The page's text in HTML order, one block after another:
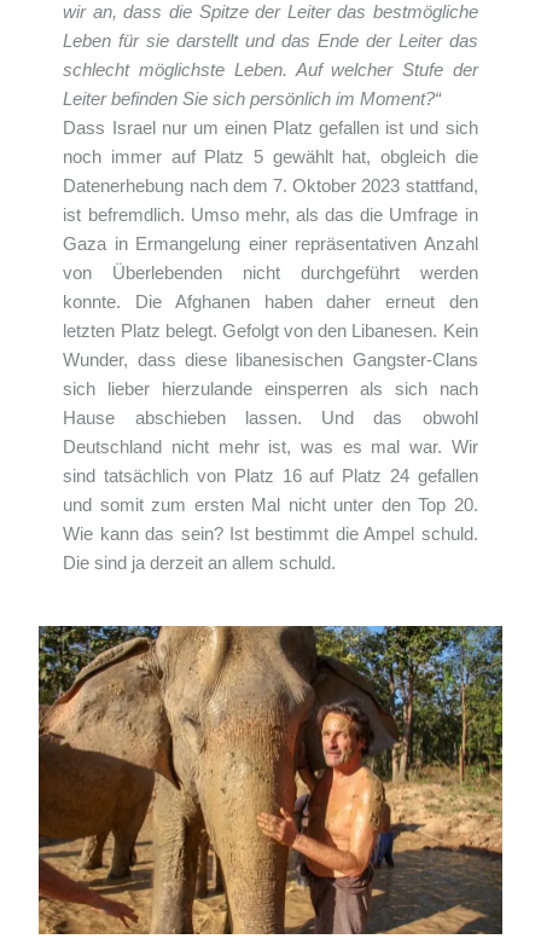
wir an, dass die Spitze der Leiter das bestmögliche
Leben für sie darstellt und das Ende der Leiter das
schlecht möglichste Leben. Auf welcher Stufe der
Leiter befinden Sie sich persönlich im Moment?“
Dass Israel nur um einen Platz gefallen ist und sich
noch immer auf Platz 5 gewählt hat, obgleich die
Datenerhebung nach dem 7. Oktober 2023 stattfand,
ist befremdlich. Umso mehr, als das die Umfrage in
Gaza in Ermangelung einer repräsentativen Anzahl
von Überlebenden nicht durchgeführt werden
konnte. Die Afghanen haben daher erneut den
letzten Platz belegt. Gefolgt von den Libanesen. Kein
Wunder, dass diese libanesischen Gangster-Clans
sich lieber hierzulande einsperren als sich nach
Hause abschieben lassen. Und das obwohl
Deutschland nicht mehr ist, was es mal war. Wir
sind tatsächlich von Platz 16 auf Platz 24 gefallen
und somit zum ersten Mal nicht unter den Top 20.
Wie kann das sein? Ist bestimmt die Ampel schuld.
Die sind ja derzeit an allem schuld.